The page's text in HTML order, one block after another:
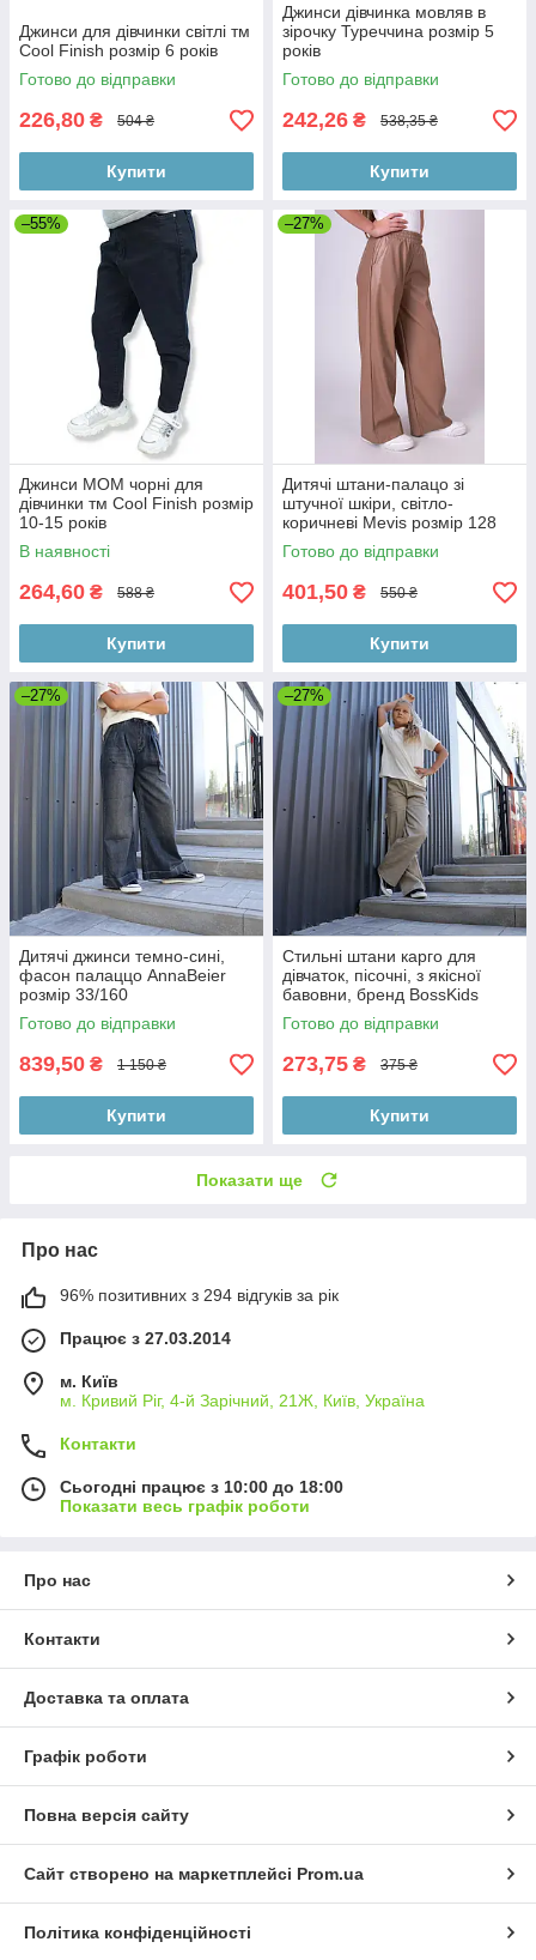
Джинси для дівчинки світлі тм
Cool Finish розмір 6 років
Готово до відправки
226,80 ₴ 504 ₴
Купити
Джинси дівчинка мовляв в
зірочку Туреччина розмір 5
років
Готово до відправки
242,26 ₴ 538,35 ₴
Купити
–55%
Джинси МОМ чорні для
дівчинки тм Cool Finish розмір
10-15 років
В наявності
264,60 ₴ 588 ₴
Купити
–27%
Дитячі штани-палацо зі
штучної шкіри, світло-
коричневі Mevis розмір 128
Готово до відправки
401,50 ₴ 550 ₴
Купити
–27%
Дитячі джинси темно-сині,
фасон палаццо AnnaBeier
розмір 33/160
Готово до відправки
839,50 ₴ 1 150 ₴
Купити
–27%
Стильні штани карго для
дівчаток, пісочні, з якісної
бавовни, бренд BossKids
розмір 146 см
Готово до відправки
273,75 ₴ 375 ₴
Купити
Показати ще
Про нас
96% позитивних з 294 відгуків за рік
Працює з 27.03.2014
м. Київ
м. Кривий Ріг, 4-й Зарічний, 21Ж, Київ, Україна
Контакти
Сьогодні працює з 10:00 до 18:00
Показати весь графік роботи
Про нас
Контакти
Доставка та оплата
Графік роботи
Повна версія сайту
Сайт створено на маркетплейсі Prom.ua
Політика конфіденційності